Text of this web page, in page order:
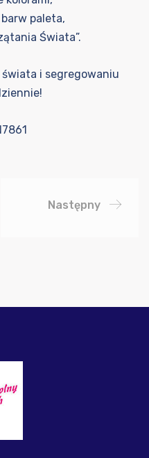
paleta,
Świata”.
i segregowaniu
Następny